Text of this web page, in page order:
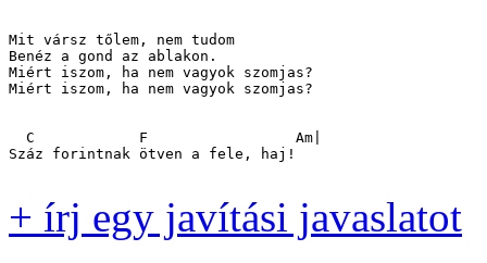
Mit vársz tőlem, nem tudom
Benéz a gond az ablakon.
Miért iszom, ha nem vagyok szomjas?
Miért iszom, ha nem vagyok szomjas?
  C            F                 Am|
Száz forintnak ötven a fele, haj!
+ írj egy javítási javaslatot